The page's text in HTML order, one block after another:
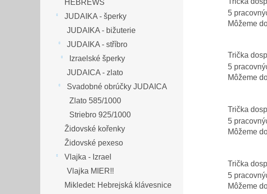
HEBREWS
JUDAIKA - šperky
JUDAIKA - bižuterie
JUDAIKA - stříbro
Izraelské šperky
JUDAICA - zlato
Svadobné obrúčky JUDAICA
Zlato 585/1000
Striebro 925/1000
Židovské kořenky
Židovské pexeso
Vlajka - Izrael
Vlajka MIER!!
Mikledet: Hebrejská klávesnice
5
Môžeme
Trička
5
Môžeme
Trička
5
Môžeme
Trička
5
Môžeme